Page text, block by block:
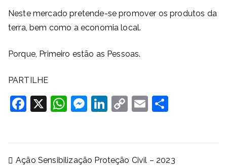
Neste mercado pretende-se promover os produtos da
terra, bem como a economia local.
Porque, Primeiro estão as Pessoas.
PARTILHE
F
e
X
W
s
M
e
Li
e
C
y
E
Navegação
Ação Sensibilização Proteção Civil – 2023